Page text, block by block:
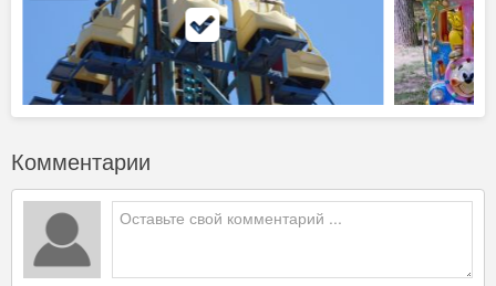
Комментарии